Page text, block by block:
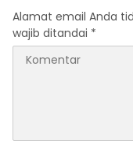
Alamat email Anda
wajib ditandai *